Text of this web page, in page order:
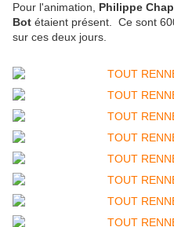
Pour l'animation, Philippe
Bot étaient présent. Ce sont
sur ces deux jours.